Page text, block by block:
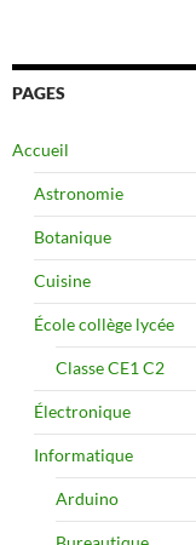
PAGES
Accueil
Astronomie
Botanique
Cuisine
École collège lycée
Classe CE1 C2
Électronique
Informatique
Arduino